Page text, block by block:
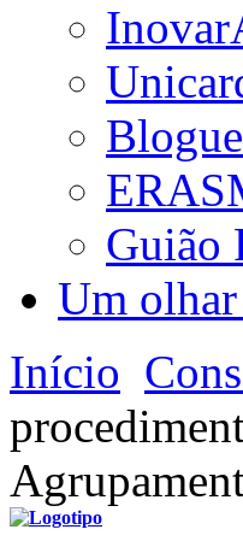
Guião
Um
Início